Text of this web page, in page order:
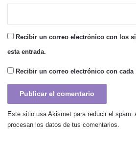
Recibir un correo electrónico con los
esta entrada.
Recibir un correo electrónico con cada
Este sitio usa Akismet para reducir el spam.
procesan los datos de tus comentarios.